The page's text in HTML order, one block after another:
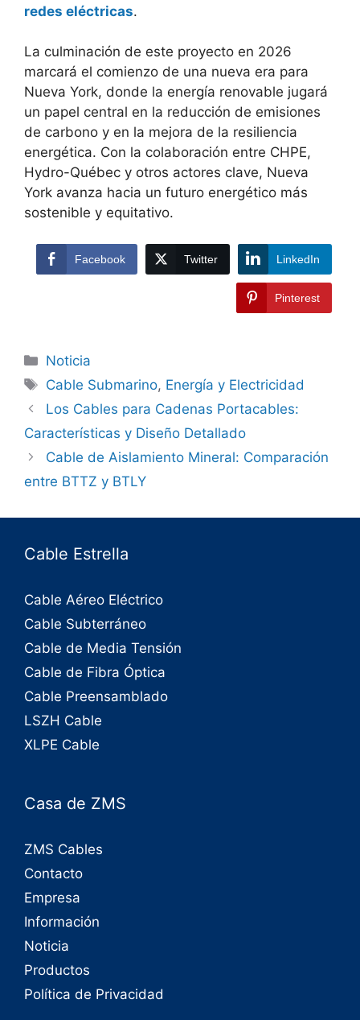
redes eléctricas.
La culminación de este proyecto en 2026
marcará el comienzo de una nueva era para
Nueva York, donde la energía renovable jugará
un papel central en la reducción de emisiones
de carbono y en la mejora de la resiliencia
energética. Con la colaboración entre CHPE,
Hydro-Québec y otros actores clave, Nueva
York avanza hacia un futuro energético más
sostenible y equitativo.
Facebook Twitter LinkedIn
Pinterest
Noticia
Cable Submarino, Energía y Electricidad
Los Cables para Cadenas Portacables:
Características y Diseño Detallado
Cable de Aislamiento Mineral: Comparación
entre BTTZ y BTLY
Cable Estrella
Cable Aéreo Eléctrico
Cable Subterráneo
Cable de Media Tensión
Cable de Fibra Óptica
Cable Preensamblado
LSZH Cable
XLPE Cable
Casa de ZMS
ZMS Cables
Contacto
Empresa
Información
Noticia
Productos
Política de Privacidad